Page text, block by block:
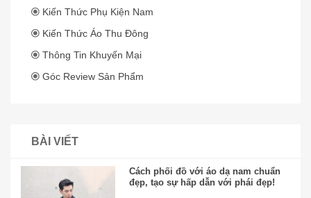
Kiến Thức Phụ Kiện Nam
Kiến Thức Áo Thu Đông
Thông Tin Khuyến Mại
Góc Review Sản Phẩm
BÀI VIẾT
Cách phối đồ với áo dạ nam chuẩn
đẹp, tạo sự hấp dẫn với phái đẹp!